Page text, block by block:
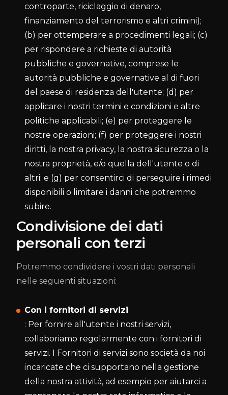
controparte, riciclaggio di denaro,
finanziamento del terrorismo e altri crimini);
(b) per ottemperare a procedimenti legali; (c)
per rispondere a richieste di autorità
pubbliche e governative, comprese le
autorità pubbliche e governative al di fuori
del paese di residenza dell'utente; (d) per
applicare i nostri termini e condizioni e altre
politiche applicabili; (e) per proteggere le
nostre operazioni; (f) per proteggere i nostri
diritti, la nostra privacy, la nostra sicurezza o la
nostra proprietà, e/o quella dell'utente o di
altri; e (g) per consentirci di perseguire i rimedi
disponibili o limitare i danni che potremmo
subire.
Condivisione dei dati
personali con terzi
Potremmo condividere i vostri dati personali
nelle seguenti situazioni:
Con i fornitori di servizi
: Per fornire all'utente i nostri servizi,
collaboriamo regolarmente con i fornitori di
servizi. I Fornitori di servizi sono società da noi
incaricate che ci supportano nella gestione
della nostra attività, ad esempio per aiutarci a